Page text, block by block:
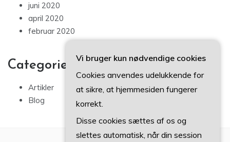
juni 2020
april 2020
februar 2020
Categories
Artikler
Blog
Vi bruger kun nødvendige cookies
Cookies anvendes udelukkende for
at sikre, at hjemmesiden fungerer
korrekt.
Disse cookies sættes af os og
slettes automatisk, når din session